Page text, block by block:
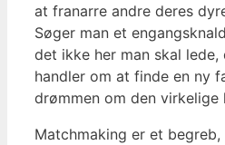
at franarre andre deres
Søger man et
det ikke her man skal lede,
handler om at finde en ny
drømmen om den
Matchmaking er et